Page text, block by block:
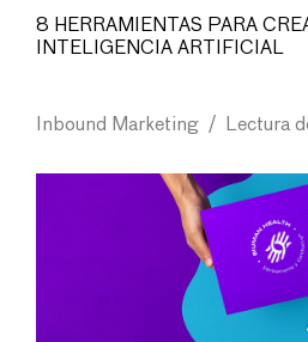
8 HERRAMIENTAS PARA
INTELIGENCIA ARTIFICIAL
Inbound Marketing / Lectura